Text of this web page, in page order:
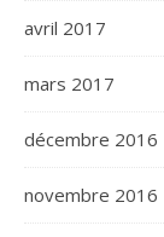
avril 2017
mars 2017
décembre 2016
novembre 2016